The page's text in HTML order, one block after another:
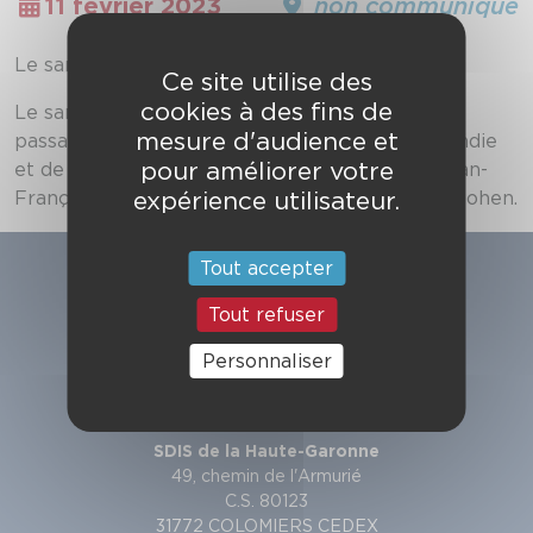
Le samedi 11 février 2023.
Le samedi 11 février à 17h30, se déroulera la
passation de commandement au centre d'incendie
et de secours de Cadours entre le capitaine Jean-
François Chavaroche et le lieutenant Laurent Cohen.
SDIS de la Haute-Garonne
49, chemin de l'Armurié
C.S. 80123
31772 COLOMIERS CEDEX
Ce site utilise des
cookies à des fins de
mesure d'audience et
pour améliorer votre
expérience utilisateur.
Tout accepter
Tout refuser
Personnaliser